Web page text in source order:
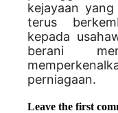
kejayaan
terus
kepada
berani
perniagaan.
Leave the first